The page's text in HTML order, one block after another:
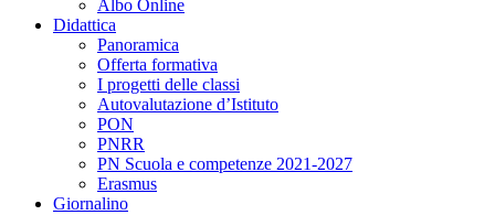
Albo Online
Didattica
Panoramica
Offerta formativa
I progetti delle classi
Autovalutazione d’Istituto
PON
PNRR
PN Scuola e competenze 2021-2027
Erasmus
Giornalino